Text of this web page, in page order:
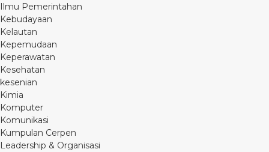
Ilmu Pemerintahan
Kebudayaan
Kelautan
Kepemudaan
Keperawatan
Kesehatan
kesenian
Kimia
Komputer
Komunikasi
Kumpulan Cerpen
Leadership & Organisasi